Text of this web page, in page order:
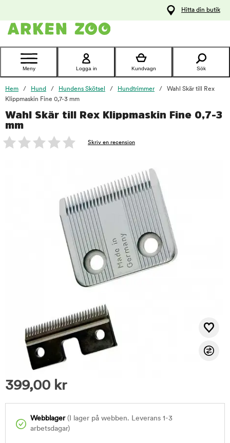
Kontakta
Hitta din butik
Meny Logga in Kundvagn Sök
Hem Hund Hundens Skötsel Hundtrimmer
Wahl Skär till Rex
Klippmaskin Fine 0,7-3 mm
Wahl Skär till Rex Klippmaskin Fine 0,7-3
mm
Skriv en recension
399,00 kr
Webblager(I lager på webben. Leverans 1-3
arbetsdagar)
foo